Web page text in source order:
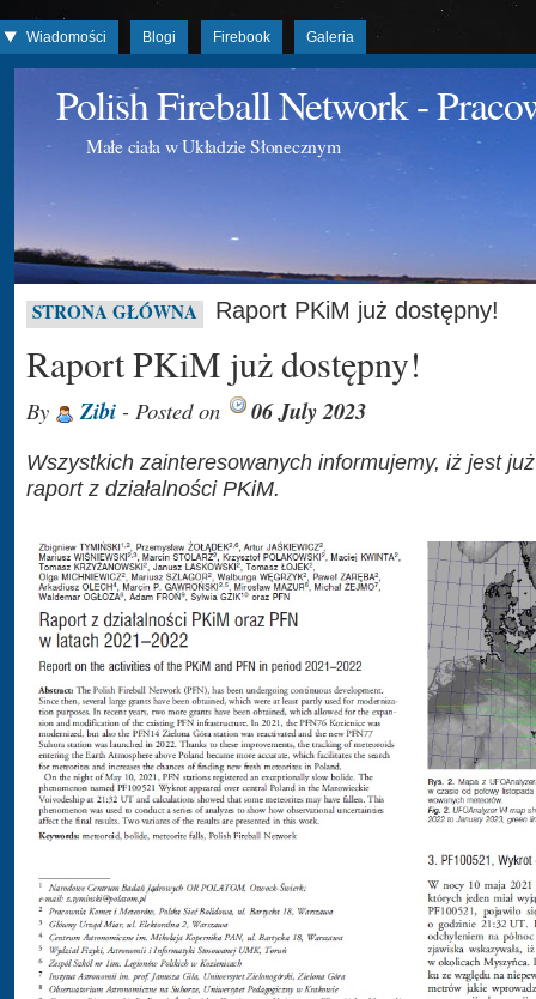
Wiadomości Blogi Firebook Galeria
Polish Fireball Network -
Małe ciała w Układzie Słonecznym
STRONA GŁÓWNA Raport PKiM już dostępny!
Raport PKiM już dostępny!
By Zibi - Posted on 06 July 2023
Wszystkich zainteresowanych informujemy, iż jest
raport z działalności PKiM.